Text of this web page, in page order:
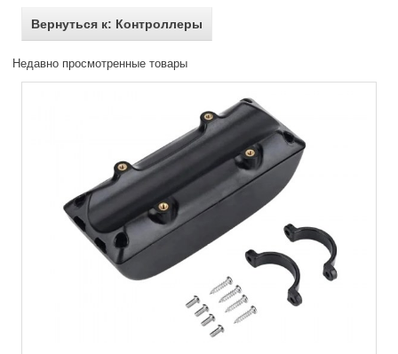
Вернуться к: Контроллеры
Недавно просмотренные товары